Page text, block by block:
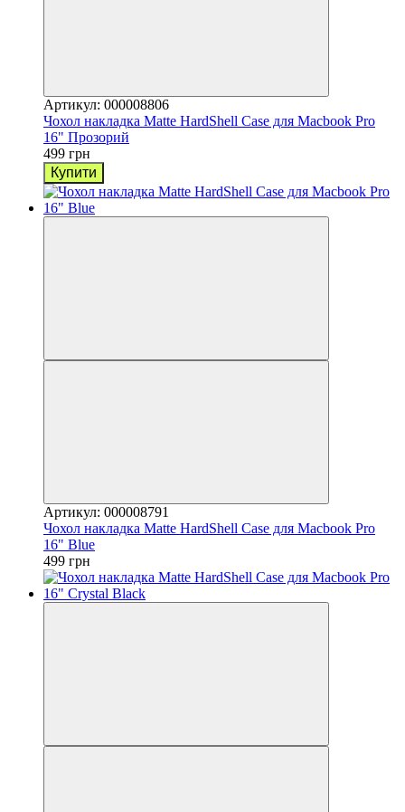
Артикул: 000008806
Чохол накладка Matte HardShell Case для Macbook Pro
16" Прозорий
499 грн
Купити
Артикул: 000008791
Чохол накладка Matte HardShell Case для Macbook Pro
16" Blue
499 грн